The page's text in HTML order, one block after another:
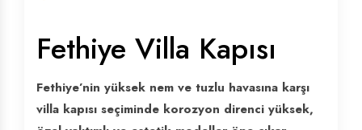
Fethiye Villa Kapısı
Fethiye’nin yüksek nem ve tuzlu havasına karşı
villa kapısı seçiminde korozyon direnci yüksek,